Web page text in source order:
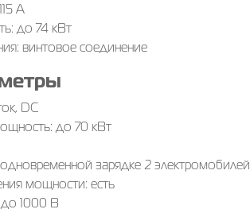
А
до 74 кВт
винтовое соединение
DC
до 70 кВт
зарядке 2
мощности: есть
1000 В